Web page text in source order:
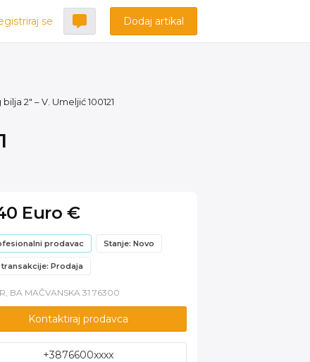
Dodaj artikal
se
2″ – V. Umeljić 100121
Euro €
prodavac Stanje: Novo
Prodaja
BA MAČVANSKA 31 76300
Kontaktiraj prodavca
+3876600xxxx